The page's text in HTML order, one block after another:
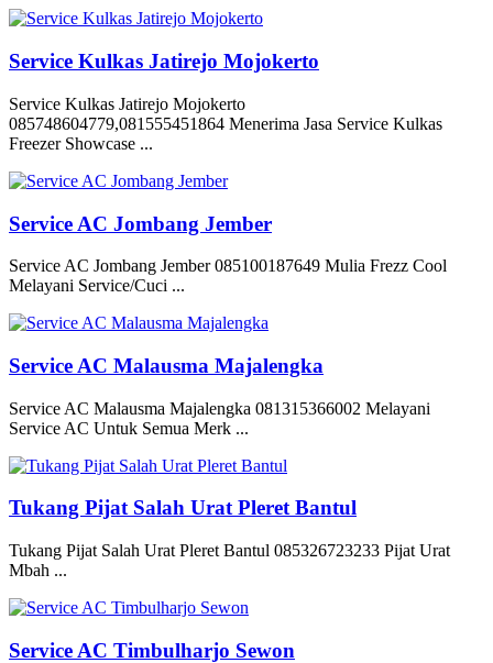
Service Kulkas Jatirejo Mojokerto
Service Kulkas Jatirejo Mojokerto
085748604779,081555451864 Menerima Jasa Service Kulkas
Freezer Showcase ...
Service AC Jombang Jember
Service AC Jombang Jember 085100187649 Mulia Frezz Cool
Melayani Service/Cuci ...
Service AC Malausma Majalengka
Service AC Malausma Majalengka 081315366002 Melayani
Service AC Untuk Semua Merk ...
Tukang Pijat Salah Urat Pleret Bantul
Tukang Pijat Salah Urat Pleret Bantul 085326723233 Pijat Urat
Mbah ...
Service AC Timbulharjo Sewon